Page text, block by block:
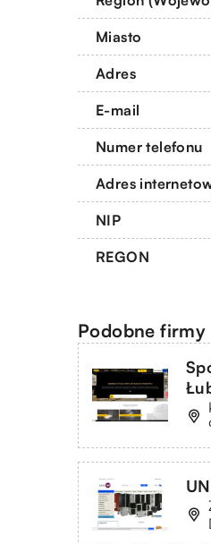
Miasto
Adres
E-mail
Numer telefonu
Adres
NIP
REGON
Podobne firmy